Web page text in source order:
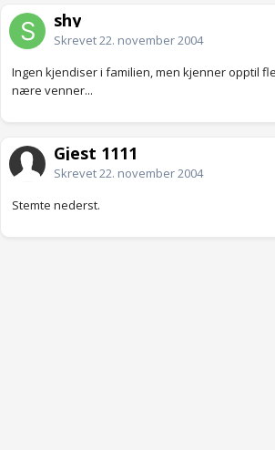
shy
Skrevet22. november 2004
Ingen kjendiser i familien, men kjenner opptil
nære venner...
Gjest 1111
Skrevet22. november 2004
Stemte nederst.